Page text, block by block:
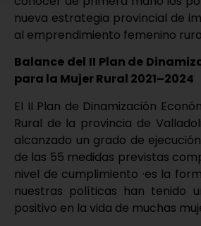
nueva estrategia provincial de
al emprendimiento femenino
Balance del II Plan de
para la Mujer Rural 2021–2024
El II Plan de Dinamización
Rural de la provincia de
alcanzado un grado de
de las 55 medidas previstas
nivel de cumplimiento ·es la
nuestras políticas han tenido
positivo en la vida de muchas